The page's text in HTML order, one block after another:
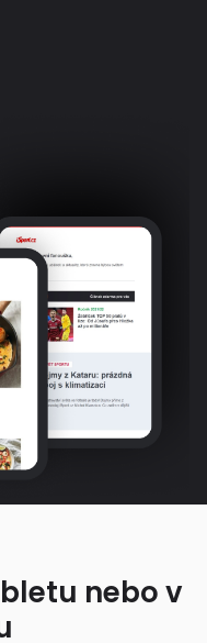
nebo v